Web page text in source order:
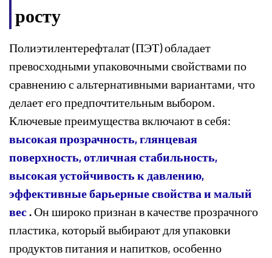
росту
Полиэтилентерефталат (ПЭТ) обладает
превосходными упаковочными свойствами по
сравнению с альтернативными вариантами, что
делает его предпочтительным выбором.
Ключевые преимущества включают в себя:
высокая прозрачность, глянцевая
поверхность, отличная стабильность,
высокая устойчивость к давлению,
эффективные барьерные свойства и малый
вес.Он широко признан в качестве прозрачного
пластика, который выбирают для упаковки
продуктов питания и напитков, особенно